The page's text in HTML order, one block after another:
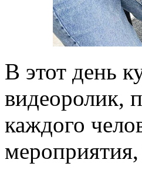
В этот день
видеоролик,
каждого